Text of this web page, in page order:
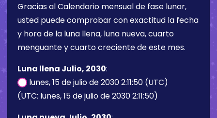
Gracias al Calendario mensual de fase lunar,
usted puede comprobar con exactitud la fecha
y hora de la luna llena, luna nueva, cuarto
menguante y cuarto creciente de este mes.
Luna llena Julio, 2030:
lunes, 15 de julio de 2030 2:11:50 (UTC)
(UTC: lunes, 15 de julio de 2030 2:11:50)